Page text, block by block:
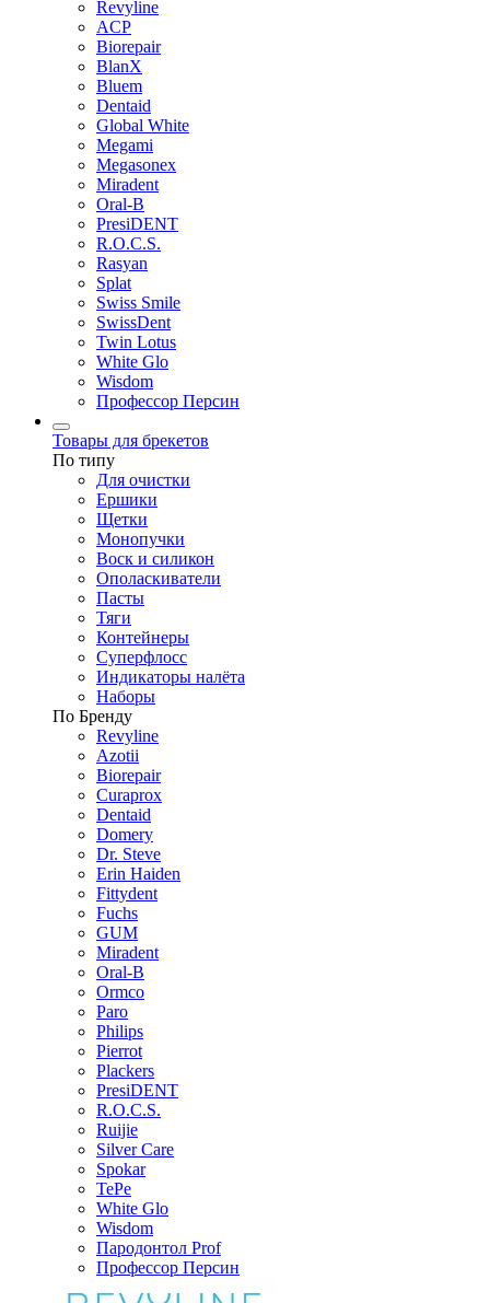
Revyline
ACP
Biorepair
BlanX
Bluem
Dentaid
Global White
Megami
Megasonex
Miradent
Oral-B
PresiDENT
R.O.C.S.
Rasyan
Splat
Swiss Smile
SwissDent
Twin Lotus
White Glo
Wisdom
Профессор Персин
Товары для брекетов
По типу
Для очистки
Ершики
Щетки
Монопучки
Воск и силикон
Ополаскиватели
Пасты
Тяги
Контейнеры
Суперфлосс
Индикаторы налёта
Наборы
По Бренду
Revyline
Azotii
Biorepair
Curaprox
Dentaid
Domery
Dr. Steve
Erin Haiden
Fittydent
Fuchs
GUM
Miradent
Oral-B
Ormco
Paro
Philips
Pierrot
Plackers
PresiDENT
R.O.C.S.
Ruijie
Silver Care
Spokar
TePe
White Glo
Wisdom
Пародонтол Prof
Профессор Персин